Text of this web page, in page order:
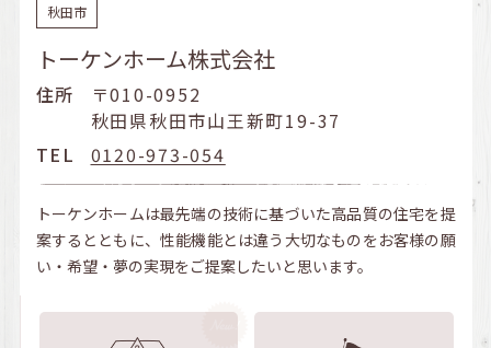
秋田市
トーケンホーム株式会社
住所
〒010-0952
秋田県秋田市山王新町19-37
TEL
0120-973-054
トーケンホームは最先端の技術に基づいた高品質の住宅を提
案するとともに、性能機能とは違う大切なものをお客様の願
い・希望・夢の実現をご提案したいと思います。